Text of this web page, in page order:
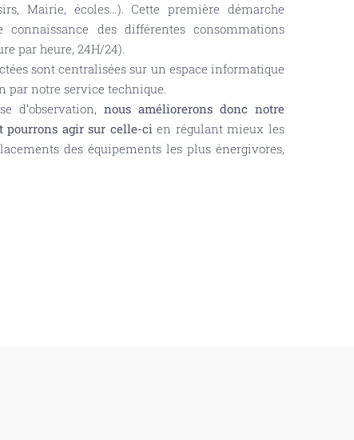
Mairie, écoles…). Cette première démarche
des différentes consommations
par heure, 24H/24).
sont centralisées sur un espace informatique
par notre service technique.
d’observation, nous améliorerons donc notre
pourrons agir sur celle-cien régulant mieux les
des équipements les plus énergivores,